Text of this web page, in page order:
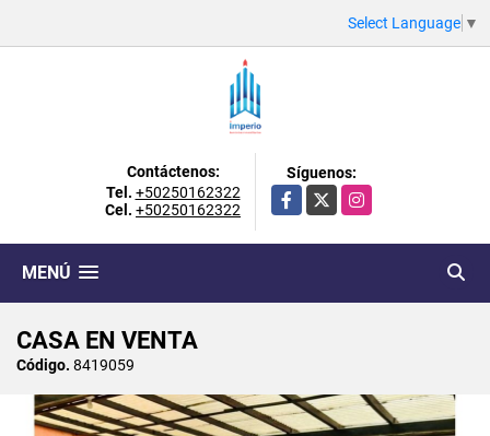
Select Language ▼
Contáctenos:
Tel. +50250162322
Cel. +50250162322
Síguenos:
Facebook
X Instagram
MENÚ
CASA EN VENTA
Código. 8419059